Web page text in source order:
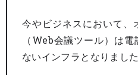
今やビジネスにおいて、
（Web会議ツール）は
ないインフラとなりました